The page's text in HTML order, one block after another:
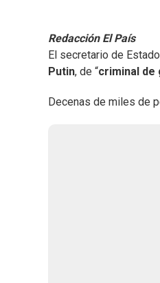
Redacción El País
El secretario de
Putin, de “criminal de
Decenas de miles de